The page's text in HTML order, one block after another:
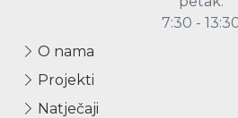
7:30 -
O nama
Projekti
Natječaji